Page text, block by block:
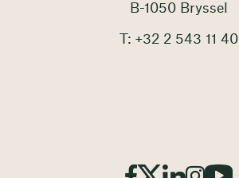
B-1050 Bryssel
T: +32 2 543 11 40